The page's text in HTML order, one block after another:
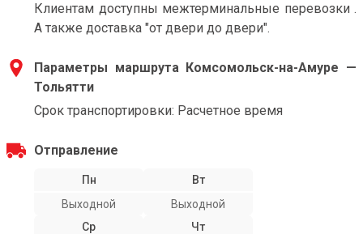
Клиентам доступны межтерминальные перевозки .
А также доставка "от двери до двери".
Параметры маршрута Комсомольск-на-Амуре —
Тольятти
Срок транспортировки: Расчетное время
Отправление
Пн
Выходной
Вт
Выходной
Ср
Чт